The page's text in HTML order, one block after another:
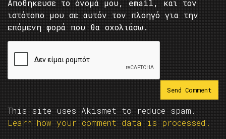
Αποθήκευσε το όνομά μου, email, και τον
ιστότοπο μου σε αυτόν τον πλοηγό για την
επόμενη φορά που θα σχολιάσω.
This site uses Akismet to reduce spam.
Learn how your comment data is processed.